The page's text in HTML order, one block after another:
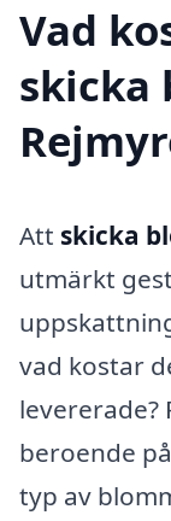
Vad
skicka
Att skicka
utmärkt
vad kostar
levererade?
beroende
typ av